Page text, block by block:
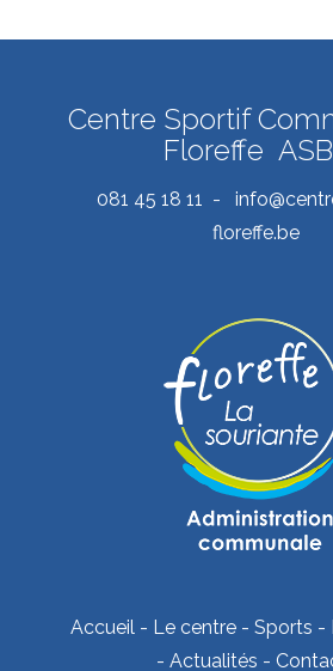
Centre Sportif
Floreffe
081 45 18 11 -
floreffe.be
Accueil - Le centre -Sports -
- Actualités -